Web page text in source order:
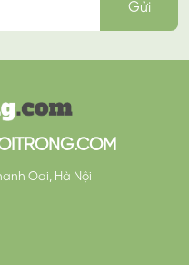
Oai, Hà Nội